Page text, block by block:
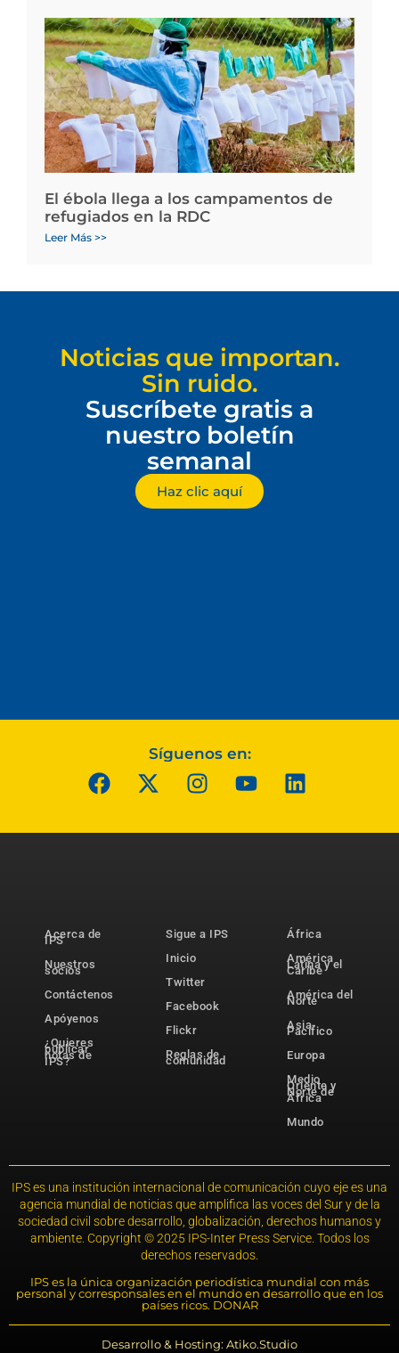
El ébola llega a los campamentos de
refugiados en la RDC
Leer Más >>
Noticias que importan.
Sin ruido.
Suscríbete gratis a
nuestro boletín
semanal
Haz clic aquí
Síguenos en:
Acerca de
IPS
Nuestros
socios
Contáctenos
Apóyenos
¿Quieres
publicar
notas de
IPS?
Sigue a IPS
Inicio
Twitter
Facebook
Flickr
Reglas de
comunidad
África
América
Latina y el
Caribe
América del
Norte
Asia-
Pacífico
Europa
Medio
Oriente y
Norte de
África
Mundo
IPS es una institución internacional de comunicación cuyo eje es una
agencia mundial de noticias que amplifica las voces del Sur y de la
sociedad civil sobre desarrollo, globalización, derechos humanos y
ambiente. Copyright © 2025 IPS-Inter Press Service. Todos los
derechos reservados.
IPS es la única organización periodística mundial con más
personal y corresponsales en el mundo en desarrollo que en los
países ricos. DONAR
Desarrollo & Hosting: Atiko.Studio